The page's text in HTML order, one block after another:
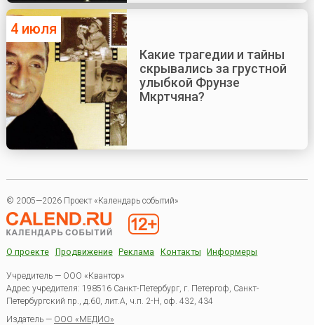
4 июля
Какие трагедии и тайны
скрывались за грустной
улыбкой Фрунзе
Мкртчяна?
© 2005—2026 Проект «Календарь событий»
О проекте Продвижение Реклама Контакты Информеры
Учредитель — ООО «Квантор»
Адрес учредителя: 198516 Санкт-Петербург, г. Петергоф, Санкт-
Петербургский пр., д.60, лит.А, ч.п. 2-Н, оф. 432, 434
Издатель — ООО «МЕДИО»